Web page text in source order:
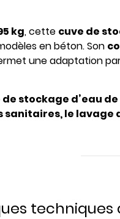
kg, cette cuve de
en béton. Son
une adaptation
de stockage d’eau
sanitaires, le lavage
techniques